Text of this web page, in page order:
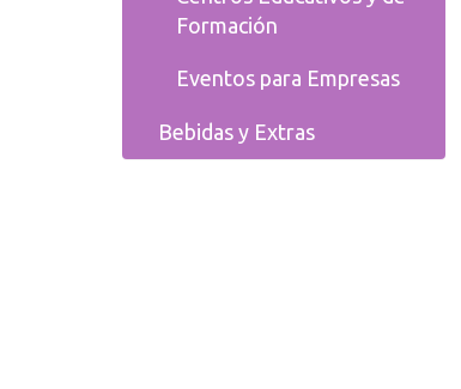
Formación
Eventos para Empresas
Bebidas y Extras